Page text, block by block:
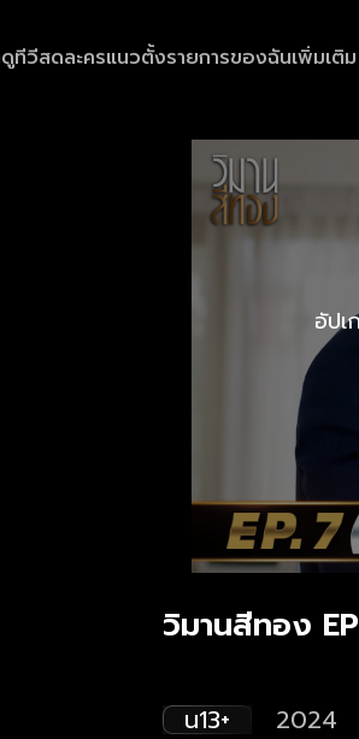
ดูทีวีสดละครแนวตั้งรายการของฉันเพิ่มเติม
อัป
วิมานสีทอง
น13+ 2024